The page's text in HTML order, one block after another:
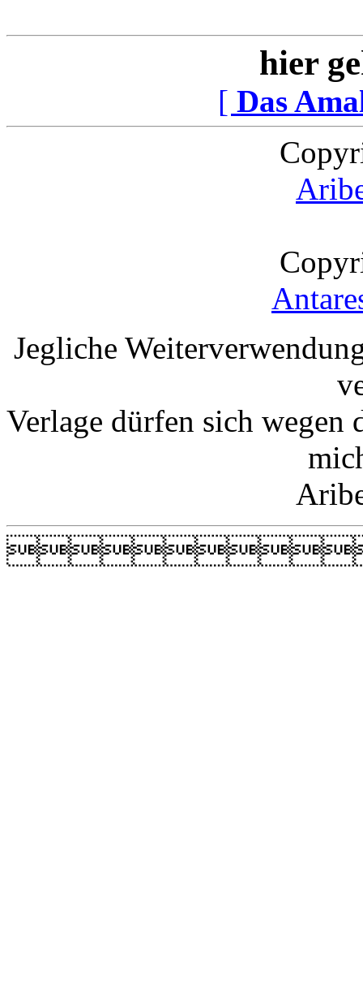
hier
[ Das
Jegliche
Verlage dürfen sich wegen